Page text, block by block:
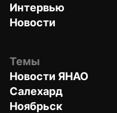
Интервью
Новости
Темы
Новости ЯНАО
Салехард
Ноябрьск